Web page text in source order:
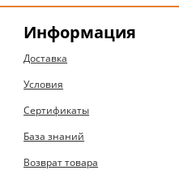
Информация
Доставка
Условия
Сертификаты
База знаний
Возврат товара